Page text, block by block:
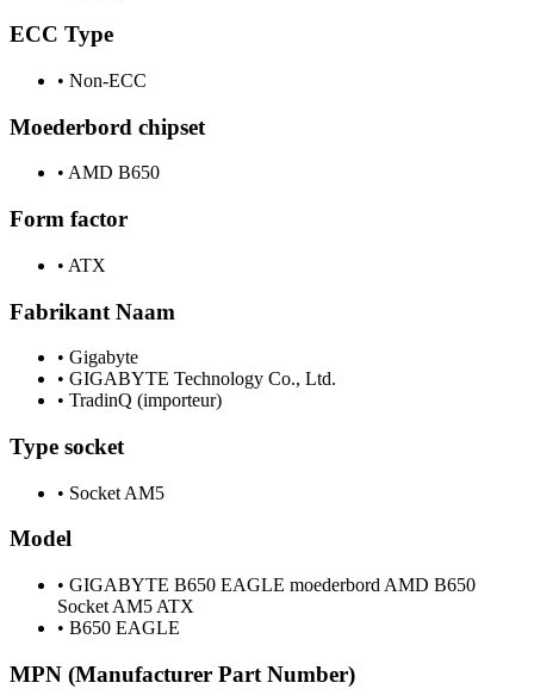
ECC Type
• Non-ECC
Moederbord chipset
• AMD B650
Form factor
• ATX
Fabrikant Naam
• Gigabyte
• GIGABYTE Technology Co., Ltd.
• TradinQ (importeur)
Type socket
• Socket AM5
Model
• GIGABYTE B650 EAGLE moederbord AMD B650
Socket AM5 ATX
• B650 EAGLE
MPN (Manufacturer Part Number)